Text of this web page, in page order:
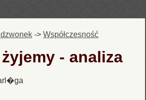
-> Współczesność
- analiza